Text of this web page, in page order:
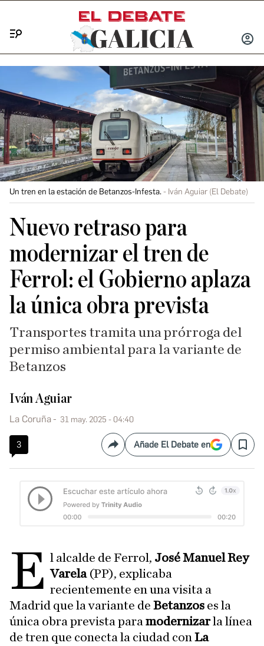
INICIAR
Un tren en la estación de Betanzos-Infesta. Iván Aguiar (El Debate)
Nuevo retraso para
modernizar el tren de
Ferrol: el Gobierno aplaza
la única obra prevista
Transportes tramita una prórroga del
permiso ambiental para la variante de
Betanzos
Iván Aguiar
La Coruña 31 may. 2025 - 04:40
3 CompartirAñade El Debate en Save
E l alcalde de Ferrol, José Manuel Rey
Varela (PP), explicaba
recientemente en una visita a
Madrid que la variante de Betanzos es la
única obra prevista para modernizarla línea
de tren que conecta la ciudad con La